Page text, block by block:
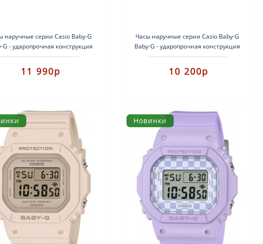
наручные серии Casio Baby-G
G - ударопрочная конструкция
от ударов и вибрации.
Кварцевые наручные ч..
11 990р
Часы наручные серии Casio Baby-G
Baby-G - ударопрочная конструкция
защищает от ударов и вибрации.
Кварцевые наручные ч..
10 200р
Новинки